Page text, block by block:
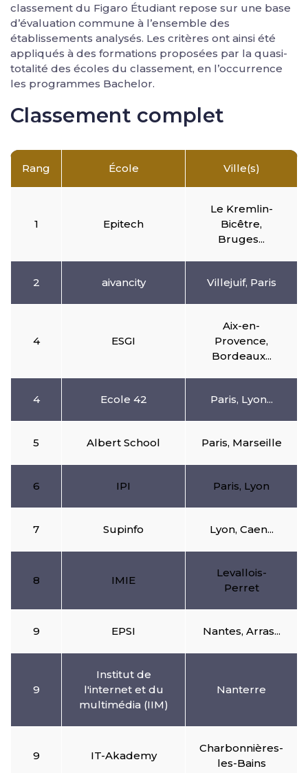
classement du Figaro Étudiant repose sur une base
d’évaluation commune à l’ensemble des
établissements analysés. Les critères ont ainsi été
appliqués à des formations proposées par la quasi-
totalité des écoles du classement, en l’occurrence
les programmes Bachelor.
Classement complet
Rang École Ville(s)
1 Epitech
Le Kremlin-
Bicêtre,
Bruges...
2 aivancity Villejuif, Paris
4 ESGI
Aix-en-
Provence,
Bordeaux...
4 Ecole 42 Paris, Lyon...
5 Albert School Paris, Marseille
6 IPI Paris, Lyon
7 Supinfo Lyon, Caen...
8 IMIE
Levallois-
Perret
9 EPSI Nantes, Arras...
9
Institut de
l'internet et du
multimédia (IIM)
Nanterre
9 IT-Akademy
Charbonnières-
les-Bains